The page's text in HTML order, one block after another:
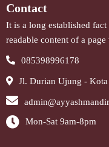
Contact
It is a long established
readable content of a
085398996178
Jl. Durian Ujung -
Mon-Sat 9am-8pm